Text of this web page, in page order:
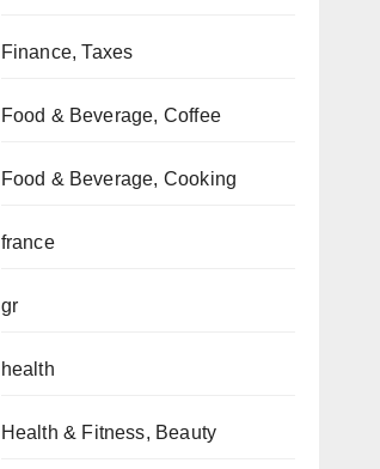
Finance, Taxes
Food & Beverage, Coffee
Food & Beverage, Cooking
france
gr
health
Health & Fitness, Beauty